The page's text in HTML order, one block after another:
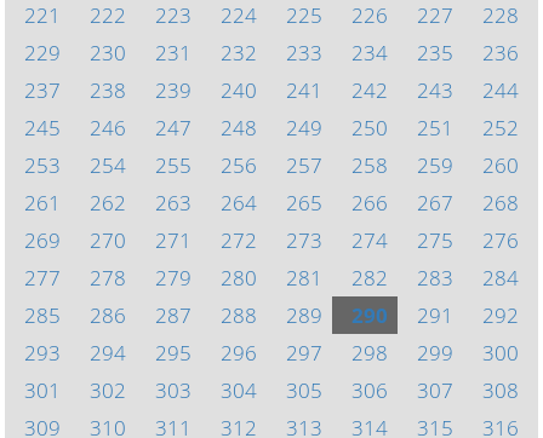
221
222 223 224 225 226 227
228
229
230 231 232 233 234 235
236
237
238 239 240 241 242 243
244
245
246 247 248 249 250 251
252
253
254 255 256 257 258 259
260
261
262 263 264 265 266 267
268
269
270 271 272 273 274 275
276
277
278 279 280 281 282 283
284
285
286 287 288 289 290 291
292
293
294 295 296 297 298 299
300
301
302 303 304 305 306 307
308
309
310 311 312 313 314 315
316